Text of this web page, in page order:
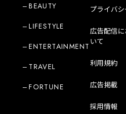
BEAUTY
LIFESTYLE
ENTERTAINMENT
TRAVEL
FORTUNE
プライバ
広告配信
いて
利用規約
広告掲載
採用情報